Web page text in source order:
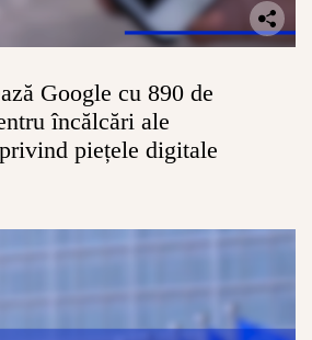
Google cu 890 de
încălcări ale
piețele digitale